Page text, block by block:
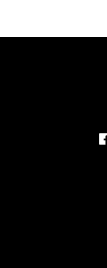
Daugiau